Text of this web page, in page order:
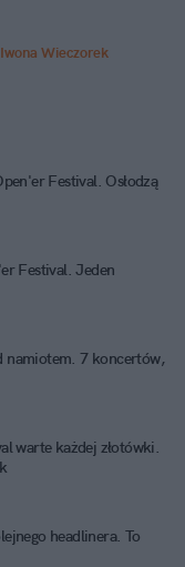
Iwona Wieczorek
Festival. Osłodzą
Festival. Jeden
namiotem. 7 koncertów,
warte każdej złotówki.
headlinera. To